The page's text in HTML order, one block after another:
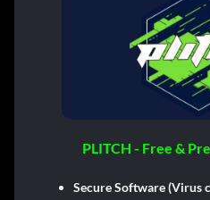
PLITCH - Free &
Secure Software (Virus